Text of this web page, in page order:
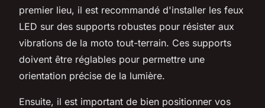
premier lieu, il est recommandé d'installer les feux
LED sur des supports robustes pour résister aux
vibrations de la moto tout-terrain. Ces supports
doivent être réglables pour permettre une
orientation précise de la lumière.
Ensuite, il est important de bien positionner vos